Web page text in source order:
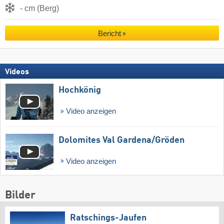
- cm (Berg)
Bericht
Videos
Hochkönig
Video anzeigen
Dolomites Val Gardena/​Gröden
Video anzeigen
Bilder
Ratschings-Jaufen